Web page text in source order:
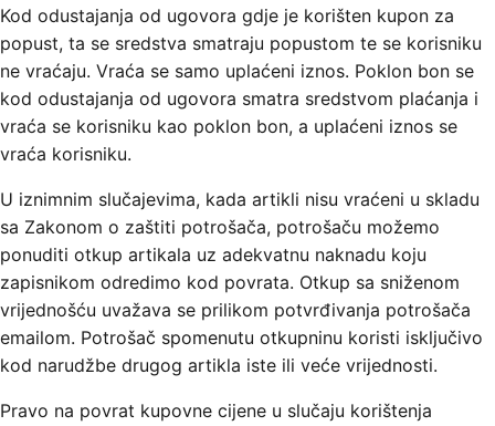
Kod odustajanja od ugovora gdje je korišten kupon za
popust, ta se sredstva smatraju popustom te se korisniku
ne vraćaju. Vraća se samo uplaćeni iznos. Poklon bon se
kod odustajanja od ugovora smatra sredstvom plaćanja i
vraća se korisniku kao poklon bon, a uplaćeni iznos se
vraća korisniku.
U iznimnim slučajevima, kada artikli nisu vraćeni u skladu
sa Zakonom o zaštiti potrošača, potrošaču možemo
ponuditi otkup artikala uz adekvatnu naknadu koju
zapisnikom odredimo kod povrata. Otkup sa sniženom
vrijednošću uvažava se prilikom potvrđivanja potrošača
emailom. Potrošač spomenutu otkupninu koristi isključivo
kod narudžbe drugog artikla iste ili veće vrijednosti.
Pravo na povrat kupovne cijene u slučaju korištenja